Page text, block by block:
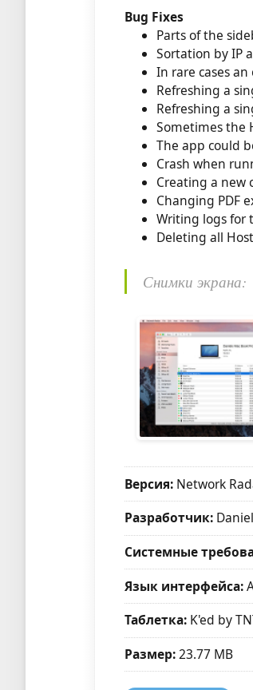
Bug Fixes
Parts of the
Sortation by IP
In rare cases
Refreshing a
Refreshing a
Sometimes the
The app could
Crash when
Creating a new
Changing PDF
Writing logs for
Deleting all
Снимки экрана:
Версия: Network
Разработчик:
Системные
Язык интерфейса:
Таблетка: K'ed by
Размер:23.77 MB